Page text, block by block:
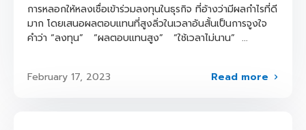
การหลอกให้หลงเชื่อเข้าร่วมลงทุนในธุรกิจ ที่อ้างว่ามีผลกำไรที่ดี
มาก โดยเสนอผลตอบแทนที่สูงลิ่วในเวลาอันสั้นเป็นการจูงใจ
คำว่า “ลงทุน” “ผลตอบแทนสูง” “ใช้เวลาไม่นาน” ...
February 17, 2023 Read more